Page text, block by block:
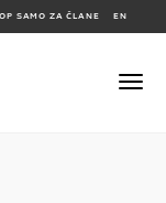
SAMO ZA ČLANE EN